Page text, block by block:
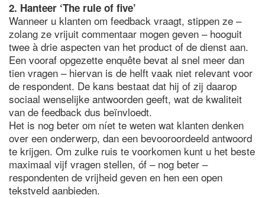
2. Hanteer ‘The rule of five’
Wanneer u klanten om feedback vraagt, stippen ze –
zolang ze vrijuit commentaar mogen geven – hooguit
twee à drie aspecten van het product of de dienst aan.
Een vooraf opgezette enquête bevat al snel meer dan
tien vragen – hiervan is de helft vaak niet relevant voor
de respondent. De kans bestaat dat hij of zij daarop
sociaal wenselijke antwoorden geeft, wat de kwaliteit
van de feedback dus beïnvloedt.
Het is nog beter om níet te weten wat klanten denken
over een onderwerp, dan een bevooroordeeld antwoord
te krijgen. Om zulke ruis te voorkomen kunt u het beste
maximaal vijf vragen stellen, óf – nog beter –
respondenten de vrijheid geven en hen een open
tekstveld aanbieden.